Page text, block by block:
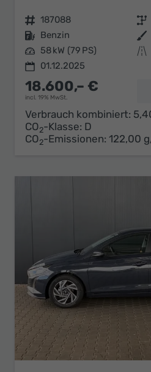
Fahrzeugnr. 187088 Getriebe
Kraftstoff Benzin Außenfarbe
Leistung 58 kW (79 PS) Kilometerstand
01.12.2025
18.600,– €
incl. 19% MwSt.
Verbrauch kombiniert:
CO2-Klasse: D
CO2-Emissionen: 122,00